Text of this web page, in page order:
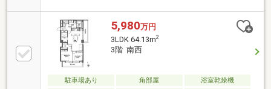
ビングライフ】創業35年の信頼で未公開情報多数のリ
ビングライフがご紹介します。宅建士×FP×住宅ローン
アドバイザーの資格を併せ持つ『ライフ・エキスパー
ト・プランナー』がお客様の老後も見据えたライフプ
ランを無料作成。お気軽にご相談下さい！☆物件のお
問合せは〈0120-536-655〉☆
5,980万円
3LDK 64.13m2
3階 南西
駐車場あり 角部屋 浴室乾燥機